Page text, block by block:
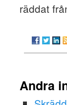
räddat
Andra